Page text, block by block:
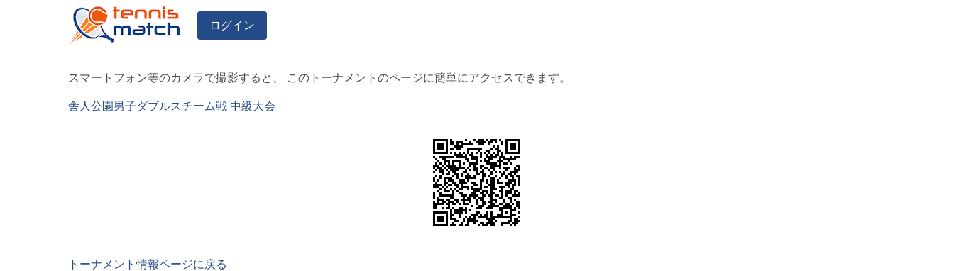
ログイン
スマートフォン等のカメラで撮影すると、 このトーナメントのページに簡単にアクセスできます。
舎人公園男子ダブルスチーム戦 中級大会
トーナメント情報ページに戻る